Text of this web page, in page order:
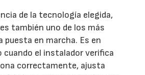
de la tecnología elegida,
también uno de los más
puesta en marcha. Es en
el instalador verifica
correctamente, ajusta